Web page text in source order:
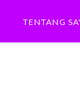
TENTANG